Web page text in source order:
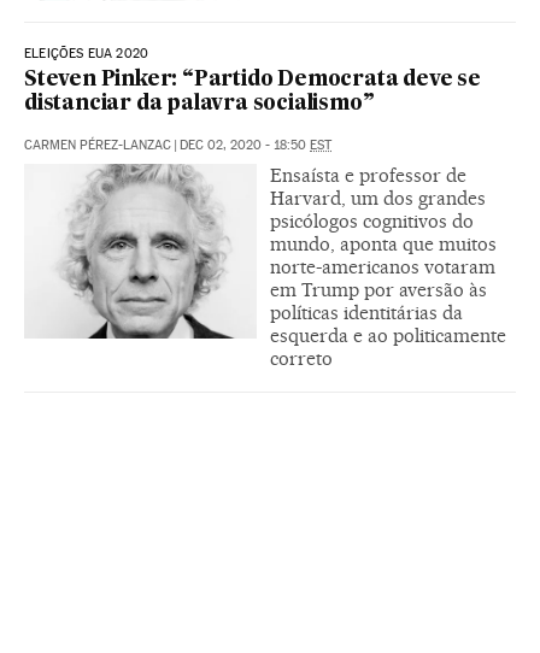
ELEIÇÕES EUA 2020
Steven Pinker: “Partido Democrata deve se
distanciar da palavra socialismo”
CARMEN PÉREZ-LANZAC | DEC 02, 2020 - 18:50 EST
Ensaísta e professor de
Harvard, um dos grandes
psicólogos cognitivos do
mundo, aponta que muitos
norte-americanos votaram
em Trump por aversão às
políticas identitárias da
esquerda e ao politicamente
correto